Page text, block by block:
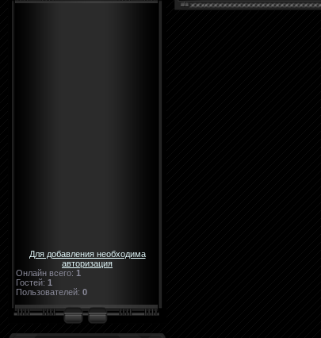
Для добавления необходима
авторизация
Онлайн всего: 1
Гостей: 1
Пользователей: 0